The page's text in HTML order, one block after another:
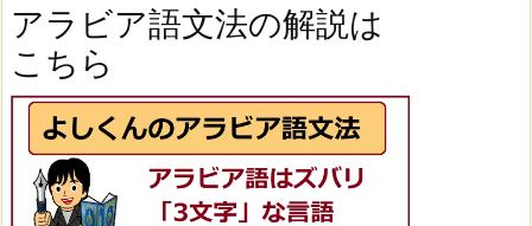
アラビア語文法の解説は
こちら